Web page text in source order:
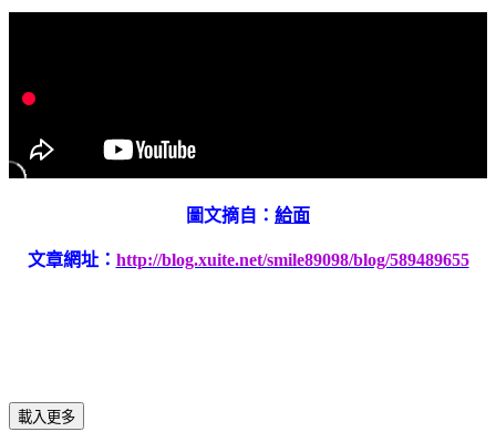
圖文摘自： 給面
文章網址： http://blog.xuite.net/smile89098/blog/589489655
載入更多